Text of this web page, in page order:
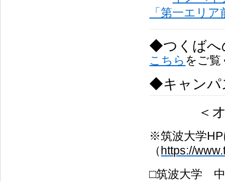
「第一エリア
◆つくばへ
こちら をご覧
◆キャンパ
＜
※筑波大学
（ https://
□筑波大学